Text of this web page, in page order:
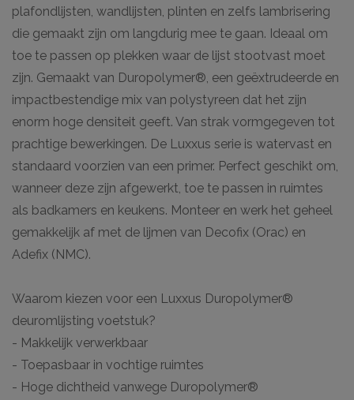
plafondlijsten, wandlijsten, plinten en zelfs lambrisering
die gemaakt zijn om langdurig mee te gaan. Ideaal om
toe te passen op plekken waar de lijst stootvast moet
zijn. Gemaakt van Duropolymer®, een geëxtrudeerde en
impactbestendige mix van polystyreen dat het zijn
enorm hoge densiteit geeft. Van strak vormgegeven tot
prachtige bewerkingen. De Luxxus serie is watervast en
standaard voorzien van een primer. Perfect geschikt om,
wanneer deze zijn afgewerkt, toe te passen in ruimtes
als badkamers en keukens. Monteer en werk het geheel
gemakkelijk af met de lijmen van Decofix (Orac) en
Adefix (NMC).
Waarom kiezen voor een Luxxus Duropolymer®
deuromlijsting voetstuk?
- Makkelijk verwerkbaar
- Toepasbaar in vochtige ruimtes
- Hoge dichtheid vanwege Duropolymer®